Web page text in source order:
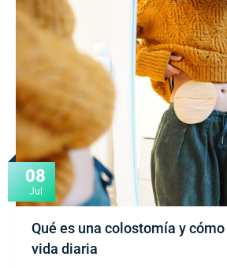
08
Jul
Qué es una colostomía y
vida diaria